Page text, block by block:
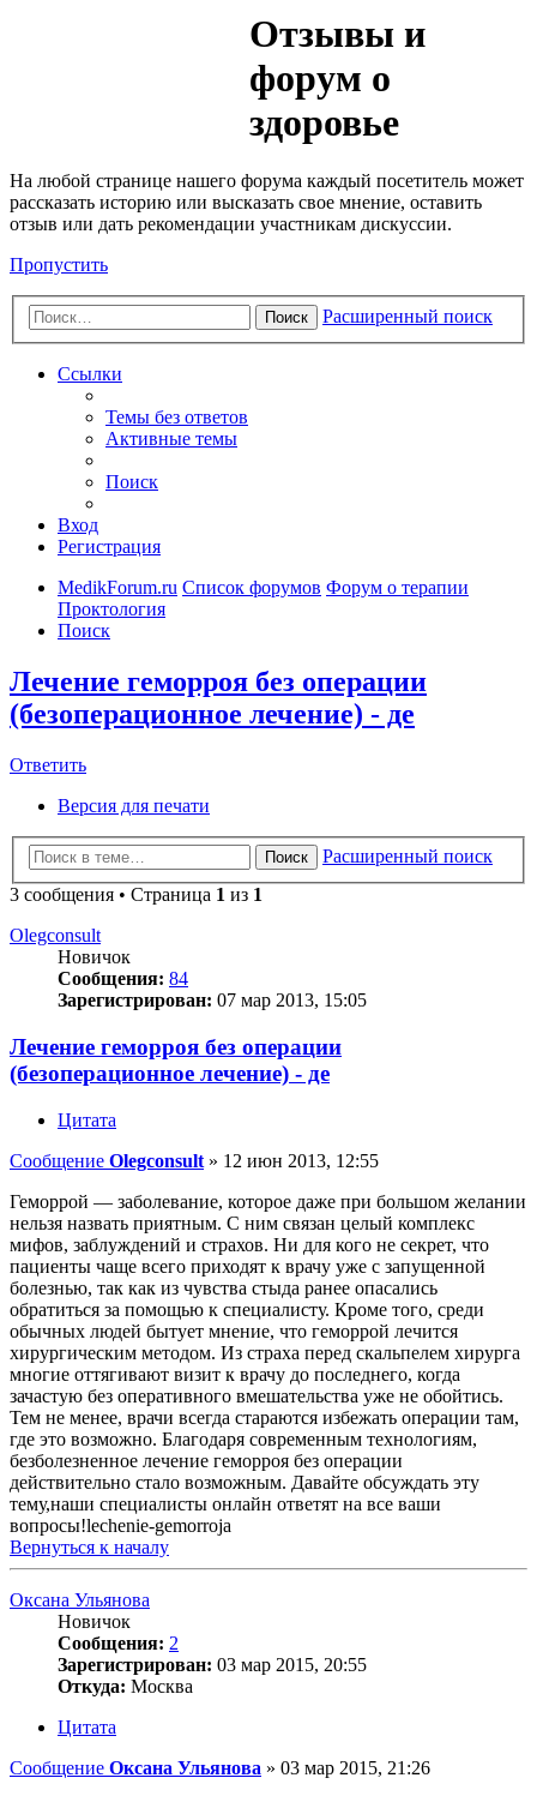
Отзывы и
форум о
здоровье
На любой странице нашего форума каждый посетитель может
рассказать историю или высказать свое мнение, оставить
отзыв или дать рекомендации участникам дискуссии.
Пропустить
Поиск Расширенный поиск
Ссылки
Темы без ответов
Активные темы
Поиск
Вход
Регистрация
MedikForum.ru Список форумов Форум о терапии
Проктология
Поиск
Лечение геморроя без операции
(безоперационное лечение) - де
Ответить
Версия для печати
Поиск
Расширенный поиск
3 сообщения • Страница 1 из 1
Olegconsult
Новичок
Сообщения: 84
Зарегистрирован: 07 мар 2013, 15:05
Лечение геморроя без операции
(безоперационное лечение) - де
Цитата
Сообщение Olegconsult » 12 июн 2013, 12:55
Геморрой — заболевание, которое даже при большом желании
нельзя назвать приятным. С ним связан целый комплекс
мифов, заблуждений и страхов. Ни для кого не секрет, что
пациенты чаще всего приходят к врачу уже с запущенной
болезнью, так как из чувства стыда ранее опасались
обратиться за помощью к специалисту. Кроме того, среди
обычных людей бытует мнение, что геморрой лечится
хирургическим методом. Из страха перед скальпелем хирурга
многие оттягивают визит к врачу до последнего, когда
зачастую без оперативного вмешательства уже не обойтись.
Тем не менее, врачи всегда стараются избежать операции там,
где это возможно. Благодаря современным технологиям,
безболезненное лечение геморроя без операции
действительно стало возможным. Давайте обсуждать эту
тему,наши специалисты онлайн ответят на все ваши
вопросы!lechenie-gemorroja
Вернуться к началу
Оксана Ульянова
Новичок
Сообщения: 2
Зарегистрирован: 03 мар 2015, 20:55
Откуда: Москва
Цитата
Сообщение Оксана Ульянова » 03 мар 2015, 21:26